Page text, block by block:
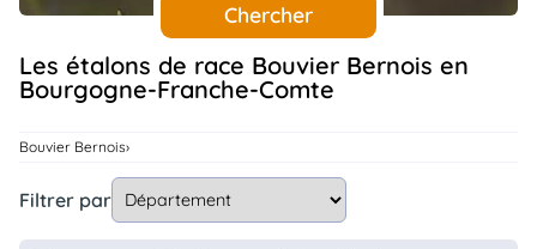
Chiens
Services
Assurances
Chercher
Les étalons de race Bouvier Bernois en
Bourgogne-Franche-Comte
Bouvier Bernois
Filtrer par